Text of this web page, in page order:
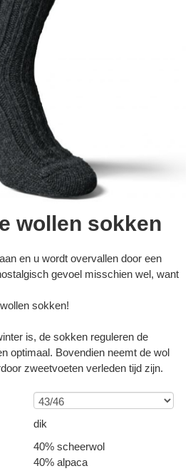
wollen sokken
en u wordt overvallen door een
gevoel misschien wel, want
sokken!
is, de sokken reguleren de
optimaal. Bovendien neemt de wol
zweetvoeten verleden tijd zijn.
dik
40% scheerwol
40% alpaca